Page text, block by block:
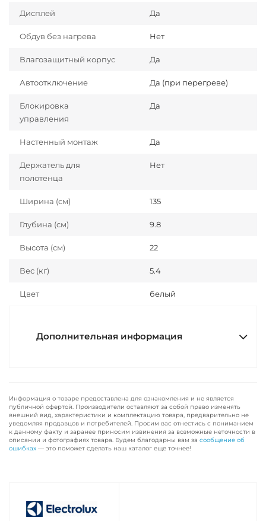
Дисплей Да
Обдув без нагрева Нет
Влагозащитный корпус Да
Автоотключение Да (при перегреве)
Блокировка
управления
Да
Настенный монтаж Да
Держатель для
полотенца
Нет
Ширина (см) 135
Глубина (см) 9.8
Высота (см) 22
Вес (кг) 5.4
Цвет белый
Дополнительная информация
Информация о товаре предоставлена для ознакомления и не является
публичной офертой. Производители оставляют за собой право изменять
внешний вид, характеристики и комплектацию товара, предварительно не
уведомляя продавцов и потребителей. Просим вас отнестись с пониманием
к данному факту и заранее приносим извинения за возможные неточности в
описании и фотографиях товара. Будем благодарны вам за сообщение об
ошибках — это поможет сделать наш каталог еще точнее!